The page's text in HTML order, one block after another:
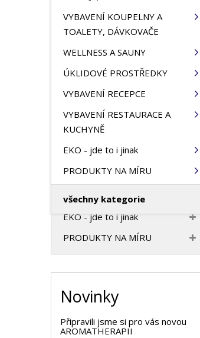
VYBAVENÍ KOUPELNY A
TOALETY, DÁVKOVAČE
WELLNESS A SAUNY
ÚKLIDOVÉ PROSTŘEDKY
VYBAVENÍ RECEPCE
VYBAVENÍ RESTAURACE A
KUCHYNĚ
EKO - jde to i jinak
PRODUKTY NA MÍRU
všechny kategorie
a
VONNÝ PROGRAM
VYBAVENÍ HOTELOVÉHO
TOALETY, DÁVKOVAČE
WELLNESS A SAUNY
VYBAVENÍ RESTAURACE A
KUCHYNĚ
EKO - jde to i jinak
PRODUKTY NA MÍRU
Novinky
Připravili jsme si pro vás novou
AROMATHERAPII